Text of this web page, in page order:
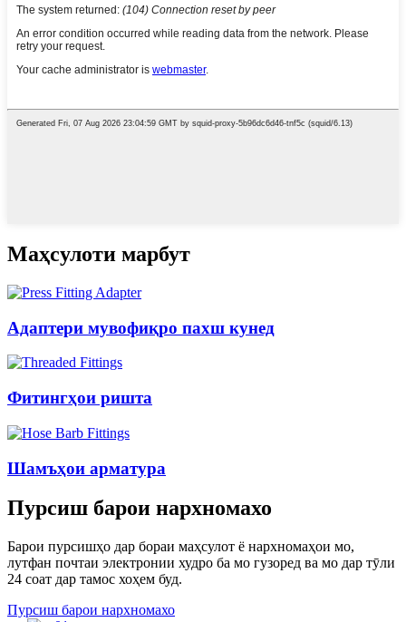
Маҳсулоти марбут
Адаптери мувофиқро пахш кунед
Фитингҳои ришта
Шамъҳои арматура
Пурсиш барои нархномахо
Барои пурсишҳо дар бораи маҳсулот ё нархномаҳои мо,
лутфан почтаи электронии худро ба мо гузоред ва мо дар тӯли
24 соат дар тамос хоҳем буд.
Пурсиш барои нархномахо